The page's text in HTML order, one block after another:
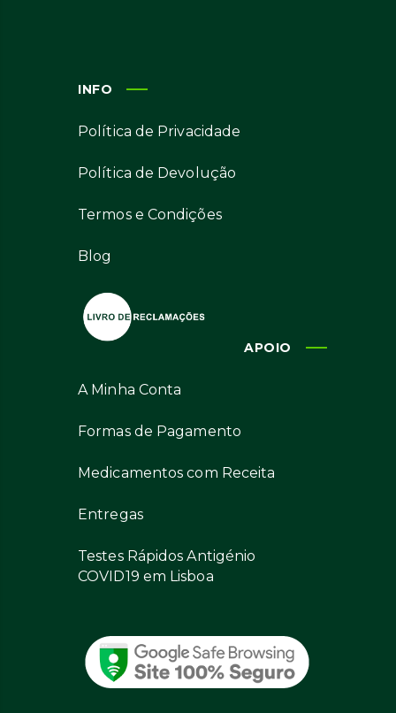
INFO
Política de Privacidade
Política de Devolução
Termos e Condições
Blog
APOIO
A Minha Conta
Formas de Pagamento
Medicamentos com Receita
Entregas
Testes Rápidos Antigénio
COVID19 em Lisboa